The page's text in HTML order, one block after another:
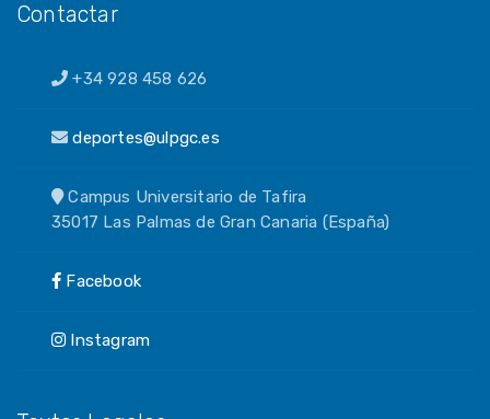
Contactar
+34 928 458 626
deportes@ulpgc.es
Campus Universitario de Tafira
35017 Las Palmas de Gran Canaria (España)
Facebook
Instagram